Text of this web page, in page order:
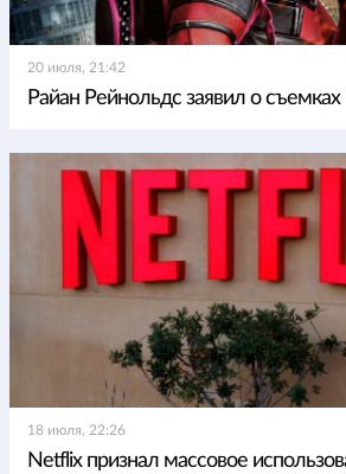
20 июля, 21:42
Райан Рейнольдс заявил о съемках
18 июля, 22:26
Netflix признал массовое